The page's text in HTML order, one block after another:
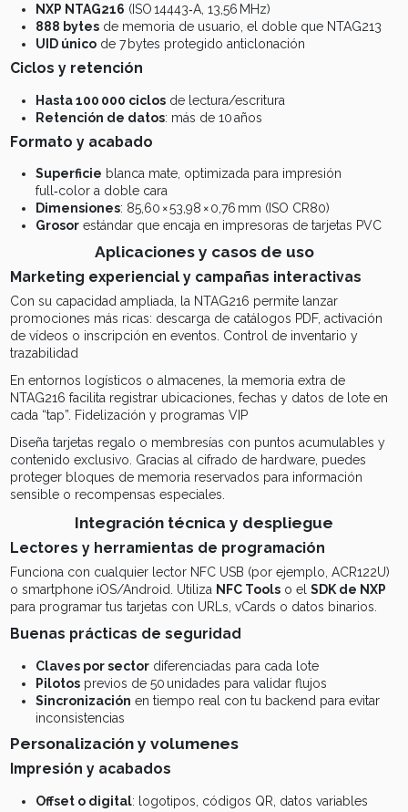
NXP NTAG216 (ISO 14443‑A, 13,56 MHz)
888 bytesde memoria de usuario, el doble que NTAG213
UID únicode 7 bytes protegido anticlonación
Ciclos y retención
Hasta 100 000 ciclosde lectura/escritura
Retención de datos: más de 10 años
Formato y acabado
Superficie blanca mate, optimizada para impresión
full‑color a doble cara
Dimensiones: 85,60 × 53,98 × 0,76 mm (ISO CR80)
Grosorestándar que encaja en impresoras de tarjetas PVC
Aplicaciones y casos de uso
Marketing experiencial y campañas interactivas
Con su capacidad ampliada, la NTAG216 permite lanzar
promociones más ricas: descarga de catálogos PDF, activación
de vídeos o inscripción en eventos. Control de inventario y
trazabilidad
En entornos logísticos o almacenes, la memoria extra de
NTAG216 facilita registrar ubicaciones, fechas y datos de lote en
cada “tap”. Fidelización y programas VIP
Diseña tarjetas regalo o membresías con puntos acumulables y
contenido exclusivo. Gracias al cifrado de hardware, puedes
proteger bloques de memoria reservados para información
sensible o recompensas especiales.
Integración técnica y despliegue
Lectores y herramientas de programación
Funciona con cualquier lector NFC USB (por ejemplo, ACR122U)
o smartphone iOS/Android. Utiliza NFC Toolso el SDK de NXP
para programar tus tarjetas con URLs, vCards o datos binarios.
Buenas prácticas de seguridad
Claves por sectordiferenciadas para cada lote
Pilotosprevios de 50 unidades para validar flujos
Sincronización en tiempo real con tu backend para evitar
inconsistencias
Personalización y volumenes
Impresión y acabados
Offset o digital: logotipos, códigos QR, datos variables